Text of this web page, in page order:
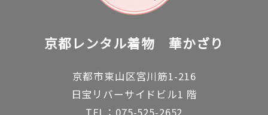
京都レンタル着物 華かざり
京都市東山区宮川筋1-216
日宝リバーサイドビル1 階
TEL：075-525-2652